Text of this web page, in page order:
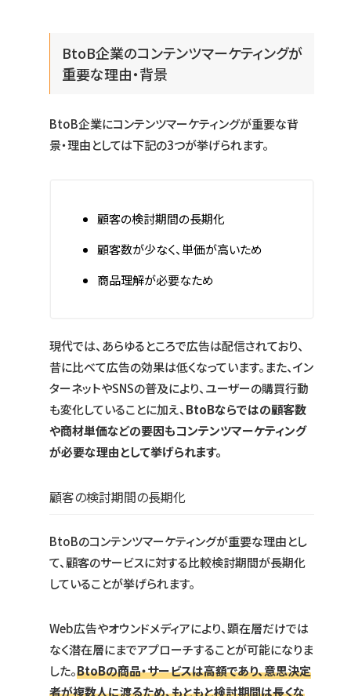
BtoB企業のコンテンツマーケティングが
重要な理由・背景
BtoB企業にコンテンツマーケティングが重要な背
景・理由としては下記の3つが挙げられます。
顧客の検討期間の長期化
顧客数が少なく、単価が高いため
商品理解が必要なため
現代では、あらゆるところで広告は配信されており、
昔に比べて広告の効果は低くなっています。また、イン
ターネットやSNSの普及により、ユーザーの購買行動
も変化していることに加え、BtoBならではの顧客数
や商材単価などの要因もコンテンツマーケティング
が必要な理由として挙げられます。
顧客の検討期間の長期化
BtoBのコンテンツマーケティングが重要な理由とし
て、顧客のサービスに対する比較検討期間が長期化
していることが挙げられます。
Web広告やオウンドメディアにより、顕在層だけでは
なく潜在層にまでアプローチすることが可能になりま
した。BtoBの商品・サービスは高額であり、意思決定
者が複数人に渡るため、もともと検討期間は長くな